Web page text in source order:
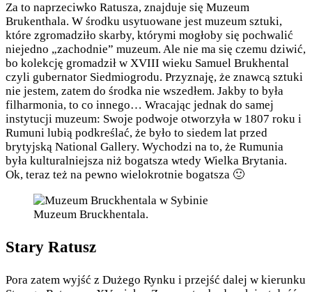
Za to naprzeciwko Ratusza, znajduje się Muzeum
Brukenthala. W środku usytuowane jest muzeum sztuki,
które zgromadziło skarby, którymi mogłoby się pochwalić
niejedno „zachodnie” muzeum. Ale nie ma się czemu dziwić,
bo kolekcję gromadził w XVIII wieku Samuel Brukhental
czyli gubernator Siedmiogrodu. Przyznaję, że znawcą sztuki
nie jestem, zatem do środka nie wszedłem. Jakby to była
filharmonia, to co innego… Wracając jednak do samej
instytucji muzeum: Swoje podwoje otworzyła w 1807 roku i
Rumuni lubią podkreślać, że było to siedem lat przed
brytyjską National Gallery. Wychodzi na to, że Rumunia
była kulturalniejsza niż bogatsza wtedy Wielka Brytania.
Ok, teraz też na pewno wielokrotnie bogatsza 🙂
Muzeum Bruckhentala.
Stary Ratusz
Pora zatem wyjść z Dużego Rynku i przejść dalej w kierunku